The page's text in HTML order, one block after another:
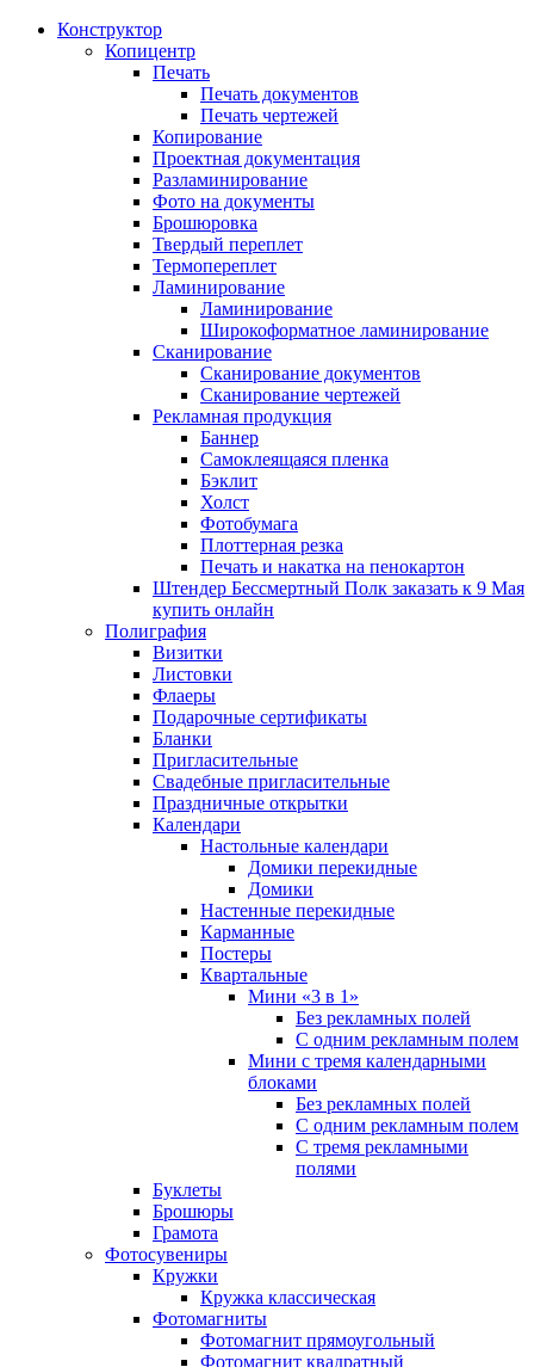
Конструктор
Копицентр
Печать
Печать документов
Печать чертежей
Копирование
Проектная документация
Разламинирование
Фото на документы
Брошюровка
Твердый переплет
Термопереплет
Ламинирование
Ламинирование
Широкоформатное ламинирование
Сканирование
Сканирование документов
Сканирование чертежей
Рекламная продукция
Баннер
Самоклеящаяся пленка
Бэклит
Холст
Фотобумага
Плоттерная резка
Печать и накатка на пенокартон
Штендер Бессмертный Полк заказать к 9 Мая
купить онлайн
Полиграфия
Визитки
Листовки
Флаеры
Подарочные сертификаты
Бланки
Пригласительные
Свадебные пригласительные
Праздничные открытки
Календари
Настольные календари
Домики перекидные
Домики
Настенные перекидные
Карманные
Постеры
Квартальные
Мини «3 в 1»
Без рекламных полей
С одним рекламным полем
Мини с тремя календарными
блоками
Без рекламных полей
С одним рекламным полем
С тремя рекламными
полями
Буклеты
Брошюры
Грамота
Фотосувениры
Кружки
Кружка классическая
Фотомагниты
Фотомагнит прямоугольный
Фотомагнит квадратный